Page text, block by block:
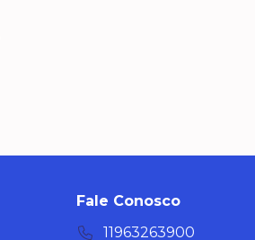
Fale Conosco
11963263900